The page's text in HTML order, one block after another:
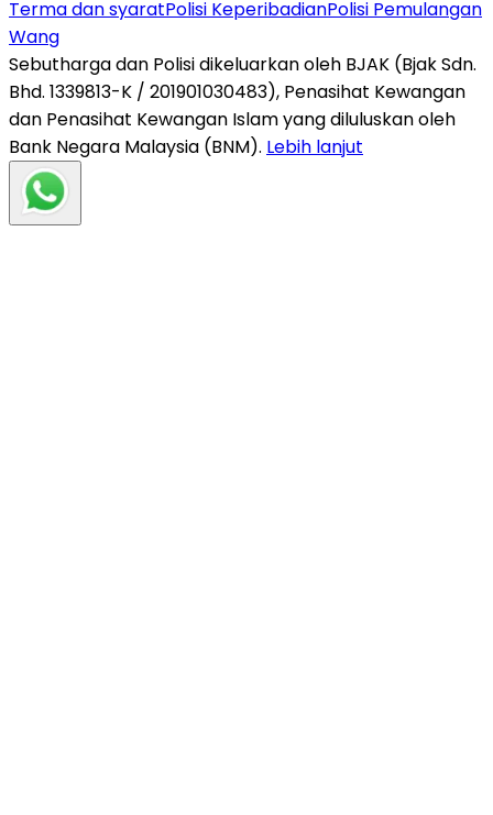
Terma dan syaratPolisi KeperibadianPolisi Pemulangan
Wang
Sebutharga dan Polisi dikeluarkan oleh BJAK (Bjak Sdn.
Bhd. 1339813-K / 201901030483), Penasihat Kewangan
dan Penasihat Kewangan Islam yang diluluskan oleh
Bank Negara Malaysia (BNM). Lebih lanjut